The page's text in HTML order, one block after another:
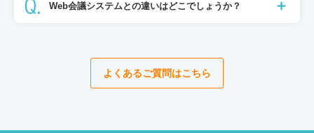
Web会議システムとの違いはどこでしょうか？
よくあるご質問はこちら